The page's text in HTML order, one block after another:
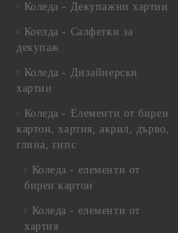
Коледа - Декупажни хартии
Коелда - Салфетки за
декупаж
Коледа - Дизайнерски
хартии
Коледа - Eлементи от бирен
картон, хартия, акрил, дърво,
глина, гипс
Коледа - елементи от
бирен картон
Коледа - елементи от
хартия